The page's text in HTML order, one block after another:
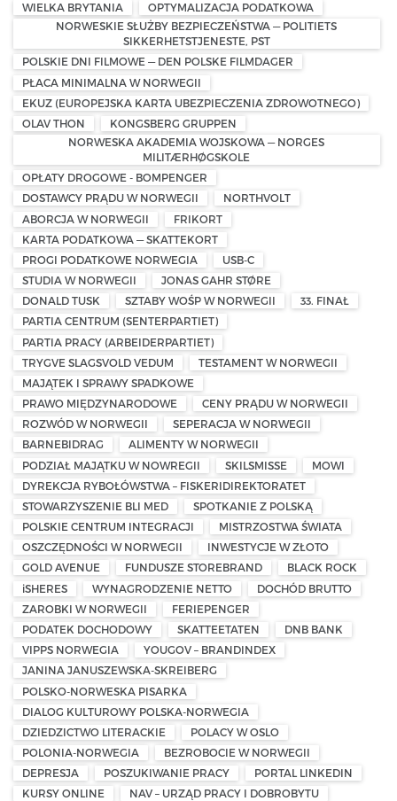
WIELKA BRYTANIA
OPTYMALIZACJA PODATKOWA
NORWESKIE SŁUŻBY BEZPIECZEŃSTWA — POLITIETS
SIKKERHETSTJENESTE, PST
POLSKIE DNI FILMOWE — DEN POLSKE FILMDAGER
PŁACA MINIMALNA W NORWEGII
EKUZ (EUROPEJSKA KARTA UBEZPIECZENIA ZDROWOTNEGO)
OLAV THON
KONGSBERG GRUPPEN
NORWESKA AKADEMIA WOJSKOWA — NORGES
MILITÆRHØGSKOLE
OPŁATY DROGOWE - BOMPENGER
DOSTAWCY PRĄDU W NORWEGII
NORTHVOLT
ABORCJA W NORWEGII
FRIKORT
KARTA PODATKOWA — SKATTEKORT
PROGI PODATKOWE NORWEGIA
USB-C
STUDIA W NORWEGII
JONAS GAHR STØRE
DONALD TUSK
SZTABY WOŚP W NORWEGII
33. FINAŁ
PARTIA CENTRUM (SENTERPARTIET)
PARTIA PRACY (ARBEIDERPARTIET)
TRYGVE SLAGSVOLD VEDUM
TESTAMENT W NORWEGII
MAJĄTEK I SPRAWY SPADKOWE
PRAWO MIĘDZYNARODOWE
CENY PRĄDU W NORWEGII
ROZWÓD W NORWEGII
SEPERACJA W NORWEGII
BARNEBIDRAG
ALIMENTY W NORWEGII
PODZIAŁ MAJĄTKU W NOWREGII
SKILSMISSE
MOWI
DYREKCJA RYBOŁÓWSTWA – FISKERIDIREKTORATET
STOWARZYSZENIE BLI MED
SPOTKANIE Z POLSKĄ
POLSKIE CENTRUM INTEGRACJI
MISTRZOSTWA ŚWIATA
OSZCZĘDNOŚCI W NORWEGII
INWESTYCJE W ZŁOTO
GOLD AVENUE
FUNDUSZE STOREBRAND
BLACK ROCK
iSHERES
WYNAGRODZENIE NETTO
DOCHÓD BRUTTO
ZAROBKI W NORWEGII
FERIEPENGER
PODATEK DOCHODOWY
SKATTEETATEN
DNB BANK
VIPPS NORWEGIA
YOUGOV – BRANDINDEX
JANINA JANUSZEWSKA-SKREIBERG
POLSKO-NORWESKA PISARKA
DIALOG KULTUROWY POLSKA-NORWEGIA
DZIEDZICTWO LITERACKIE
POLACY W OSLO
POLONIA-NORWEGIA
BEZROBOCIE W NORWEGII
DEPRESJA
POSZUKIWANIE PRACY
PORTAL LINKEDIN
KURSY ONLINE
NAV – URZĄD PRACY I DOBROBYTU